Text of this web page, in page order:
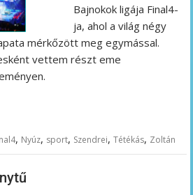
Bajnokok ligája Final4-
ja, ahol a világ négy
mérkőzött meg egymással.
vettem részt eme
, Nyúz, sport, Szendrei,Tétékás, Zoltán